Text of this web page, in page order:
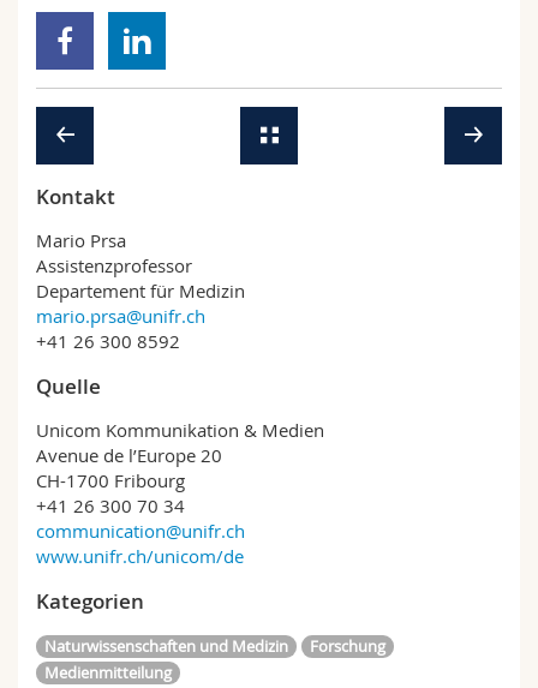
Kontakt
Mario Prsa
Assistenzprofessor
Departement für Medizin
mario.prsa@unifr.ch
+41 26 300 8592
Quelle
Unicom Kommunikation & Medien
Avenue de l’Europe 20
CH-1700 Fribourg
+41 26 300 70 34
communication@unifr.ch
www.unifr.ch/unicom/de
Kategorien
Naturwissenschaften und Medizin
Forschung
Medienmitteilung